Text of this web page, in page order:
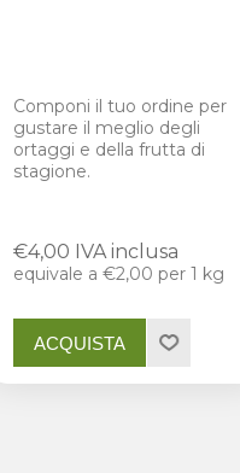
Componi il tuo ordine per
gustare il meglio degli
ortaggi e della frutta di
stagione.
€4,00 IVA inclusa
equivale a €2,00 per 1 kg
ACQUISTA